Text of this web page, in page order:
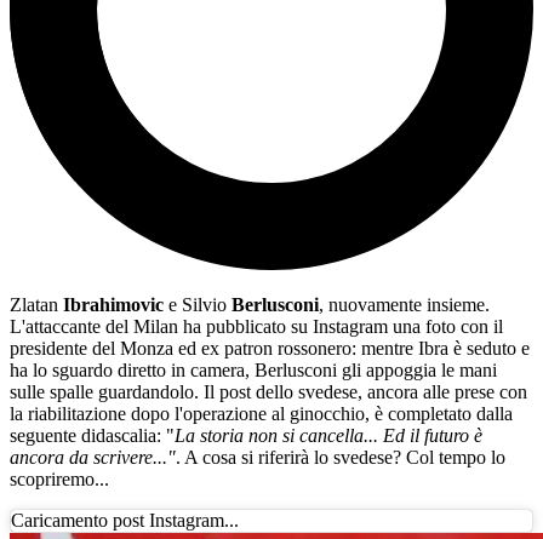
Zlatan Ibrahimovic e Silvio Berlusconi, nuovamente insieme.
L'attaccante del Milan ha pubblicato su Instagram una foto con il
presidente del Monza ed ex patron rossonero: mentre Ibra è seduto e
ha lo sguardo diretto in camera, Berlusconi gli appoggia le mani
sulle spalle guardandolo. Il post dello svedese, ancora alle prese con
la riabilitazione dopo l'operazione al ginocchio, è completato dalla
seguente didascalia: "La storia non si cancella... Ed il futuro è
ancora da scrivere...". A cosa si riferirà lo svedese? Col tempo lo
scopriremo...
Caricamento post Instagram...